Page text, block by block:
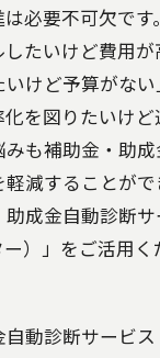
必要不可欠で
たいけど費用
けど予算がな
を図りたいけ
みも補助金・助
減することがで
成金自動診断
ー）」をご活用く
動診断サービ